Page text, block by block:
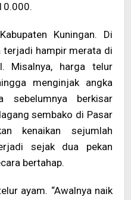
-
Kuningan. Di
terjadi hampir merata di
Misalnya, harga telur
menginjak angka
sebelumnya berkisar
sembako di Pasar
kenaikan sejumlah
sejak dua pekan
bertahap.
ayam. “Awalnya naik